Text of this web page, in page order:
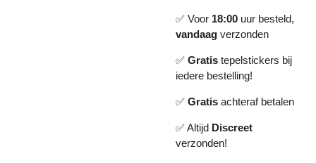
✅ Voor 18:00 uur besteld,
vandaag verzonden
✅ Gratis tepelstickers bij
iedere bestelling!
✅ Gratis achteraf betalen
✅ Altijd Discreet
verzonden!